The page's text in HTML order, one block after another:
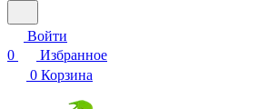
Войти
0
Избранное
0 Корзина